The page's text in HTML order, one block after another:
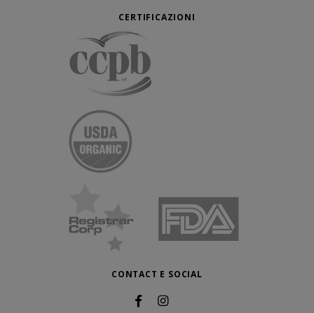
CERTIFICAZIONI
CONTACT E SOCIAL